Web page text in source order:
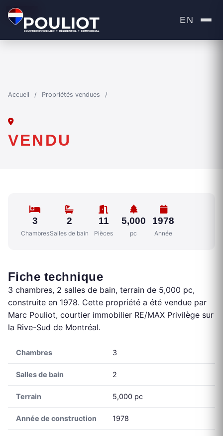
EN
Accueil / Propriétés vendues /
VENDU
VENDU
3
Chambres
2
Salles de bain
11
Pièces
5,000
pc
1978
Année
Fiche technique
3 chambres, 2 salles de bain, terrain de 5,000 pc,
construite en 1978. Cette propriété a été vendue par
Marc Pouliot, courtier immobilier RE/MAX Privilège sur
la Rive-Sud de Montréal.
Chambres 3
Salles de bain 2
Terrain 5,000 pc
Année de construction 1978